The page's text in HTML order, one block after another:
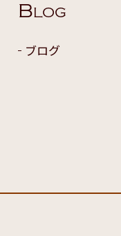
BLOG
ブログ